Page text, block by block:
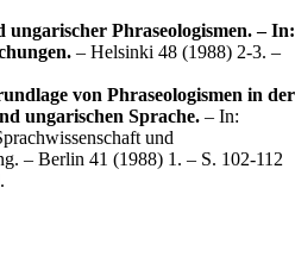
ungarischer Phraseologismen. – In:
– Helsinki 48 (1988) 2-3. –
von Phraseologismen in der
ungarischen Sprache. – In:
und
– Berlin 41 (1988) 1. – S. 102-112